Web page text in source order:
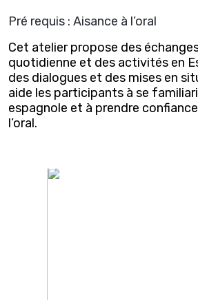
Pré requis : Aisance à l’oral
Cet atelier propose des
quotidienne et des activités en
des dialogues et des mises en
aide les participants à se
espagnole et à prendre
l’oral.